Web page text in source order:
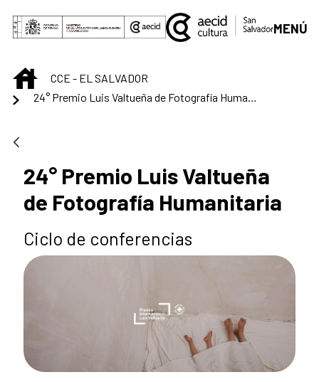
Saltar al contenido principal
MENÚ
INICIOCCE - EL SALVADOR
24° Premio Luis Valtueña
de Fotografía Humanitaria
Ciclo de conferencias